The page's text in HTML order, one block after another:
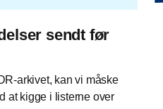
sendt før
arkivet, kan vi måske
at kigge i listerne over